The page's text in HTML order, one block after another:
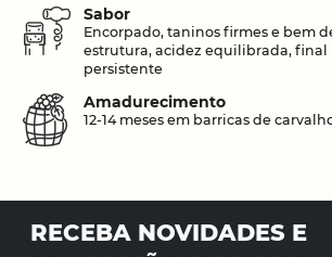
Sabor
Encorpado, taninos firmes e bem
estrutura, acidez equilibrada, final
persistente
Amadurecimento
12-14 meses em barricas de
RECEBA NOVIDADES E